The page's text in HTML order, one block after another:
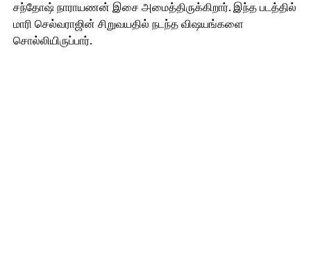
சந்தோஷ் நாராயணன் இசை அமைத்திருக்கிறார். இந்த படத்தில்
மாரி செல்வராஜின் சிறுவயதில் நடந்த விஷயங்களை
சொல்லியிருப்பார்.